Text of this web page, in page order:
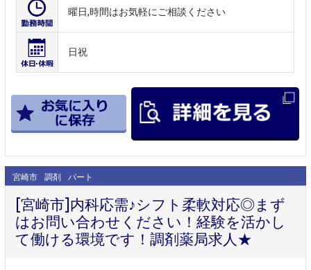
曜日,時間はお気軽にご相談ください
日祝
宮崎市 調剤 パート
[宮崎市]内科応需♪シフト柔軟対応◎まず
はお問い合わせください！経験を活かし
て働ける環境です！調剤薬局求人★